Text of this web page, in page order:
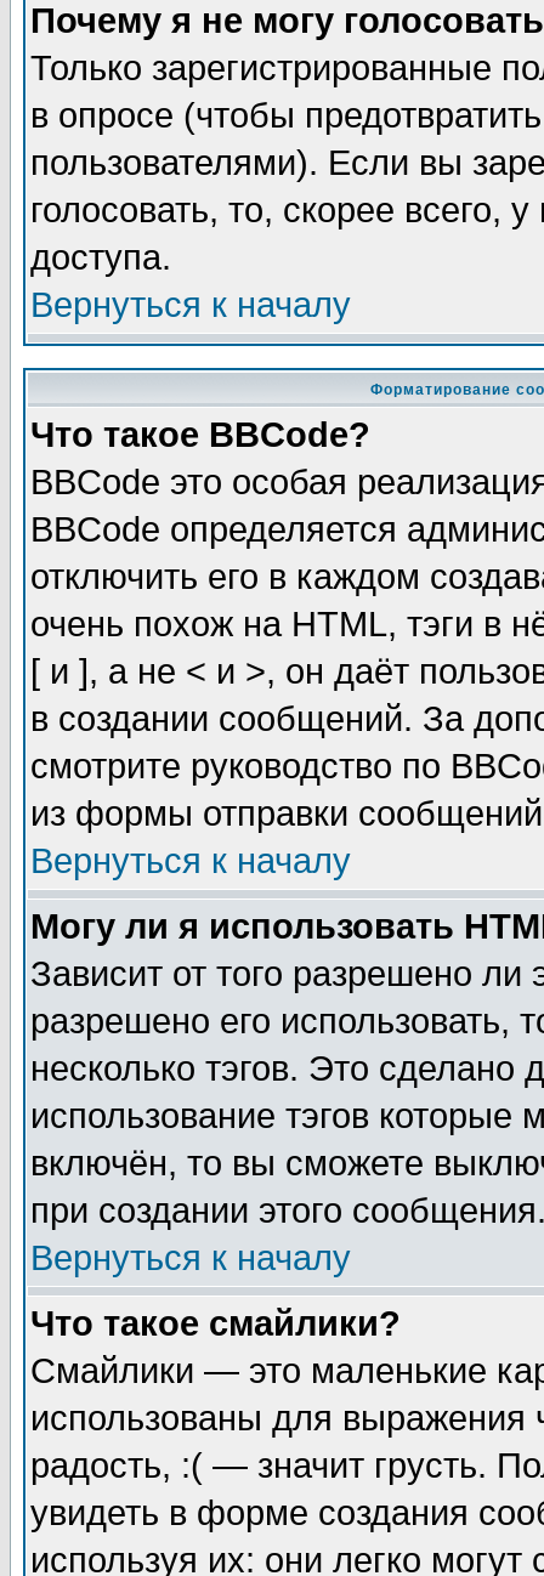
Почему я не могу
Только зарегистрированные
в опросе (чтобы
пользователями). Если вы
голосовать, то, скорее всего,
доступа.
Вернуться к началу
Форматирование
Что такое BBCode?
BBCode это особая
BBCode определяется
отключить его в каждом
очень похож на HTML, тэги в
[ и ], а не < и >, он даёт
в создании сообщений. За
смотрите руководство по
из формы отправки
Вернуться к началу
Могу ли я использовать
Зависит от того разрешено
разрешено его использовать,
несколько тэгов. Это сделано
использование тэгов
включён, то вы сможете
при создании этого
Вернуться к началу
Что такое смайлики?
Смайлики — это маленькие
использованы для
радость, :( — значит грусть.
увидеть в форме создания
используя их: они легко